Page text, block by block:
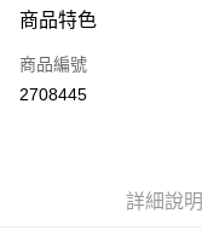
Apple Pay
街口支付
商品特色
商品編號
2708445
詳細說明